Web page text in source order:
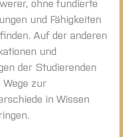
und Fähigkeiten
Auf der anderen
und
der Studierenden
zur
in Wissen